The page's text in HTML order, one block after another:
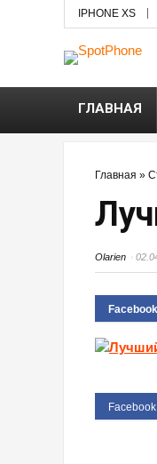
IPHONE XS
ГЛАВНАЯ
Главная »
Olarien